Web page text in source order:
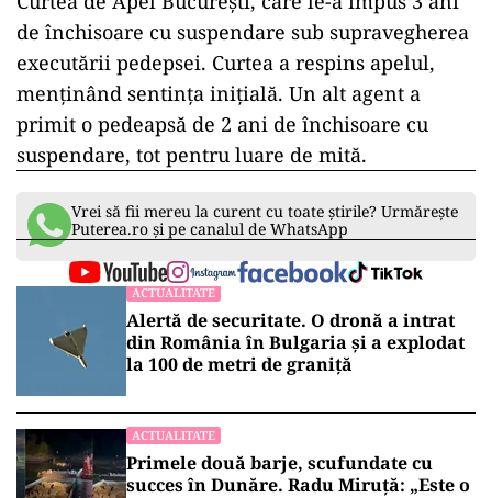
de închisoare cu suspendare sub supravegherea
executării pedepsei. Curtea a respins apelul,
menținând sentința inițială. Un alt agent a
primit o pedeapsă de 2 ani de închisoare cu
suspendare, tot pentru luare de mită.
Vrei să fii mereu la curent cu toate știrile? Urmărește
Puterea.ro și pe canalul de WhatsApp
ACTUALITATE
Alertă de securitate. O dronă a intrat
din România în Bulgaria şi a explodat
la 100 de metri de graniţă
ACTUALITATE
Primele două barje, scufundate cu
succes în Dunăre. Radu Miruță: „Este o